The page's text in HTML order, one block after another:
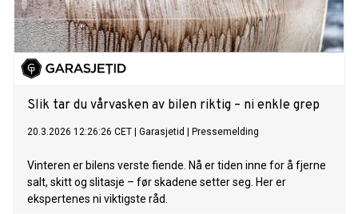
Slik tar du vårvasken av bilen riktig – ni enkle grep
20.3.2026 12:26:26 CET Garasjetid Pressemelding
Vinteren er bilens verste fiende. Nå er tiden inne for å fjerne
salt, skitt og slitasje – før skadene setter seg. Her er
ekspertenes ni viktigste råd.